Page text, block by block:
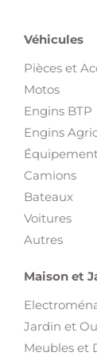
Véhicules
Pièces et
Motos
Engins BTP
Engins
Camions
Bateaux
Voitures
Autres
Maison et
Jardin et
Meubles et